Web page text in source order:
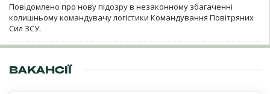
Повідомлено про нову підозру в незаконному збагаченні
колишньому командувачу логістики Командування Повітряних
Сил ЗСУ.
ВАКАНСІЇ